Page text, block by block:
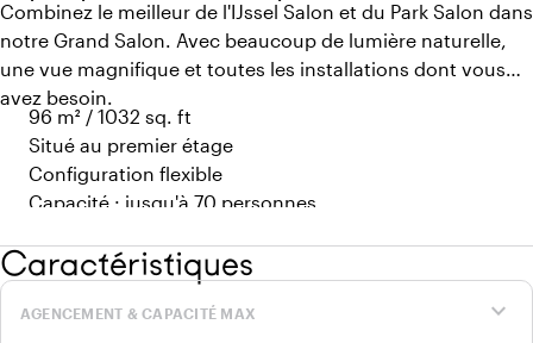
Combinez le meilleur de l'IJssel Salon et du Park Salon dans
notre Grand Salon. Avec beaucoup de lumière naturelle,
une vue magnifique et toutes les installations dont vous
avez besoin.
96 m² / 1032 sq. ft
Situé au premier étage
Configuration flexible
Capacité : jusqu'à 70 personnes
Caractéristiques
expand_more
AGENCEMENT & CAPACITÉ MAX